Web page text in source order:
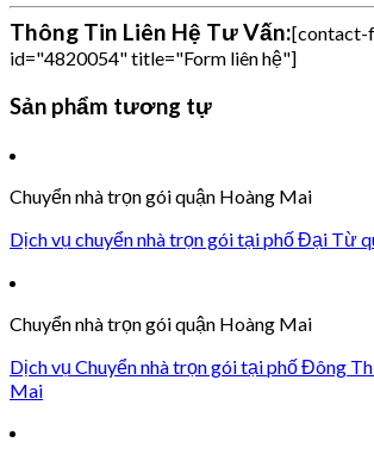
Thông Tin Liên Hệ Tư Vấn:[contact-
id="4820054" title="Form liên hệ"]
Sản phẩm tương tự
Chuyển nhà trọn gói quận Hoàng Mai
Dịch vụ chuyển nhà trọn gói tại phố Đại Từ
Chuyển nhà trọn gói quận Hoàng Mai
Dịch vụ Chuyển nhà trọn gói tại phố Đông
Mai